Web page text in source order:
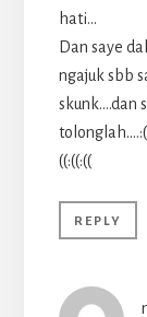
hati…
Dan saye
ngajuk sbb
skunk….dan
((:((:((
REPLY